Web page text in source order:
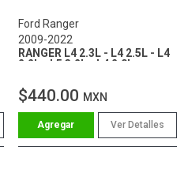
Ford Ranger
2009-2022
RANGER L4 2.3L - L4 2.5L - L4
2.2L - L5 3.2L - L4 2.0L
$440.00 MXN
Ver Detalles